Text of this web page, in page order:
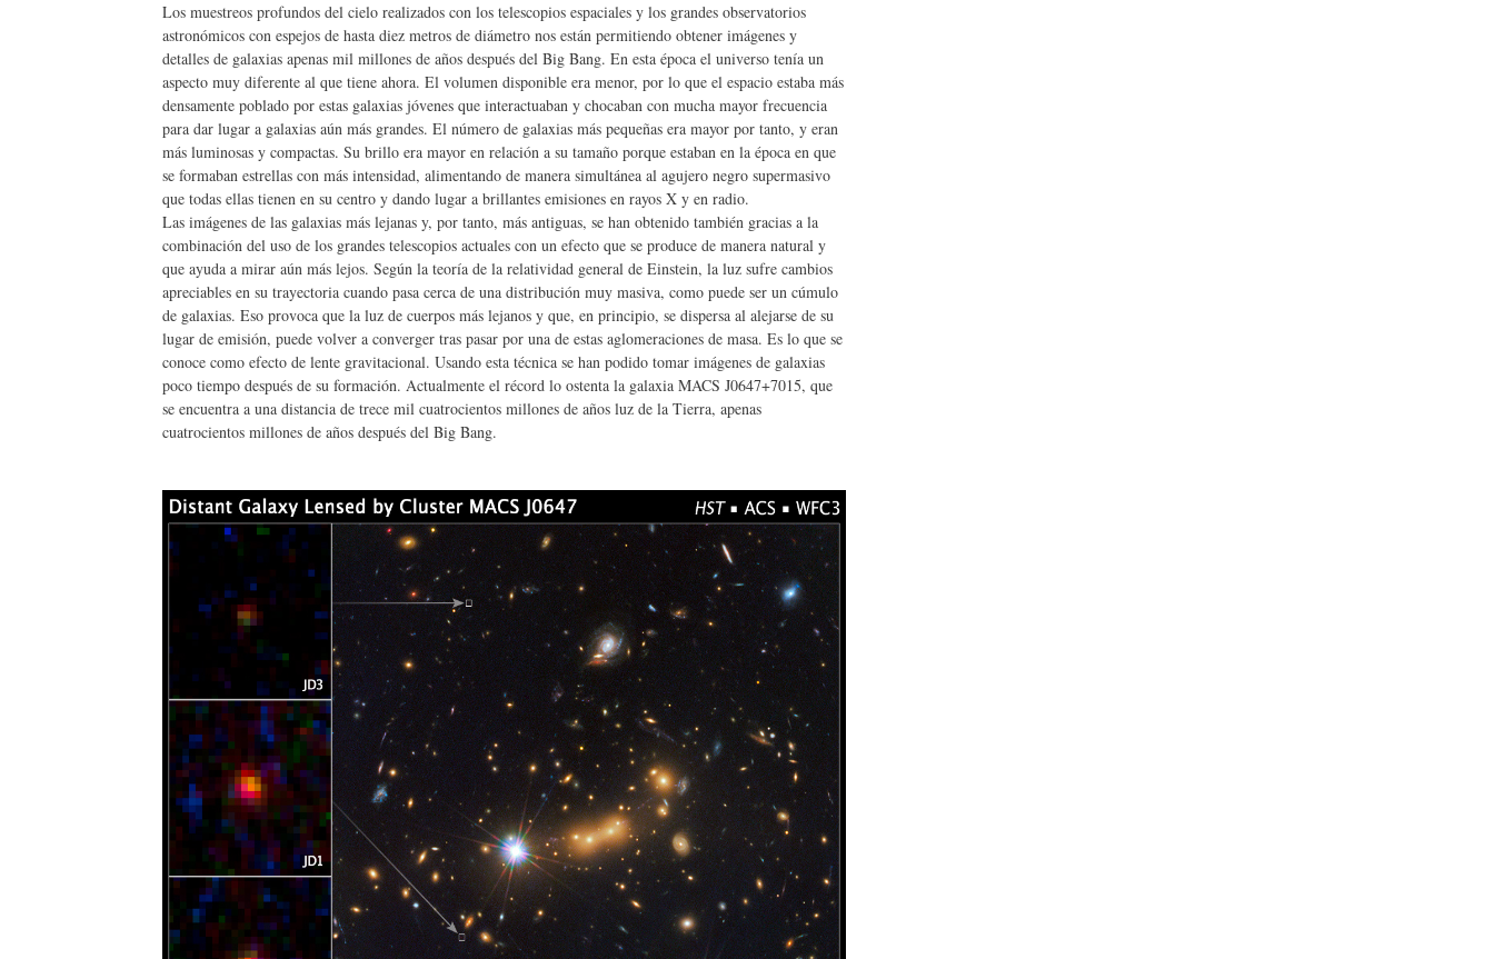
Los muestreos profundos del cielo realizados con los telescopios espaciales y los grandes observatorios
astronómicos con espejos de hasta diez metros de diámetro nos están permitiendo obtener imágenes y
detalles de galaxias apenas mil millones de años después del Big Bang. En esta época el universo tenía un
aspecto muy diferente al que tiene ahora. El volumen disponible era menor, por lo que el espacio estaba más
densamente poblado por estas galaxias jóvenes que interactuaban y chocaban con mucha mayor frecuencia
para dar lugar a galaxias aún más grandes. El número de galaxias más pequeñas era mayor por tanto, y eran
más luminosas y compactas. Su brillo era mayor en relación a su tamaño porque estaban en la época en que
se formaban estrellas con más intensidad, alimentando de manera simultánea al agujero negro supermasivo
que todas ellas tienen en su centro y dando lugar a brillantes emisiones en rayos X y en radio.
Las imágenes de las galaxias más lejanas y, por tanto, más antiguas, se han obtenido también gracias a la
combinación del uso de los grandes telescopios actuales con un efecto que se produce de manera natural y
que ayuda a mirar aún más lejos. Según la teoría de la relatividad general de Einstein, la luz sufre cambios
apreciables en su trayectoria cuando pasa cerca de una distribución muy masiva, como puede ser un cúmulo
de galaxias. Eso provoca que la luz de cuerpos más lejanos y que, en principio, se dispersa al alejarse de su
lugar de emisión, puede volver a converger tras pasar por una de estas aglomeraciones de masa. Es lo que se
conoce como efecto de lente gravitacional. Usando esta técnica se han podido tomar imágenes de galaxias
poco tiempo después de su formación. Actualmente el récord lo ostenta la galaxia MACS J0647+7015, que
se encuentra a una distancia de trece mil cuatrocientos millones de años luz de la Tierra, apenas
cuatrocientos millones de años después del Big Bang.